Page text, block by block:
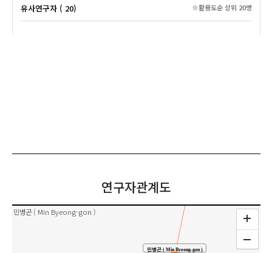
유사연구자 ( 20)
※활용도순 상위 20명
연구자관계도
민병곤 ( Min Byeong-gon )
민병곤 ( Min Byeong-gon )